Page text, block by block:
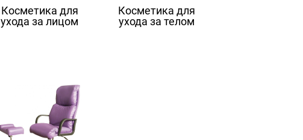
Косметика для
ухода за лицом
Косметика для
ухода за телом